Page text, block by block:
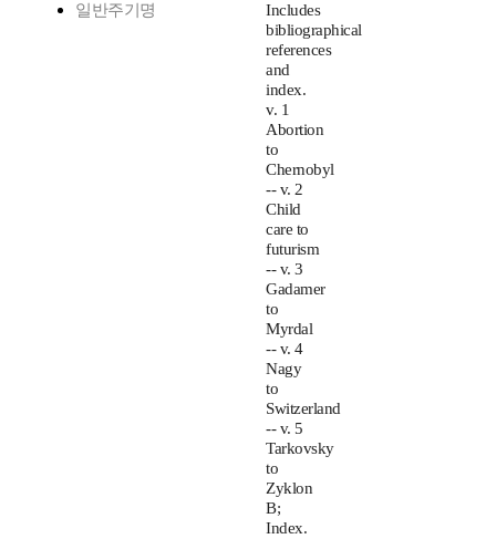
일반주기명
Includes
bibliographical
references
and
index.
v. 1
Abortion
to
Chernobyl
-- v. 2
Child
care to
futurism
-- v. 3
Gadamer
to
Myrdal
-- v. 4
Nagy
to
Switzerland
-- v. 5
Tarkovsky
to
Zyklon
B;
Index.